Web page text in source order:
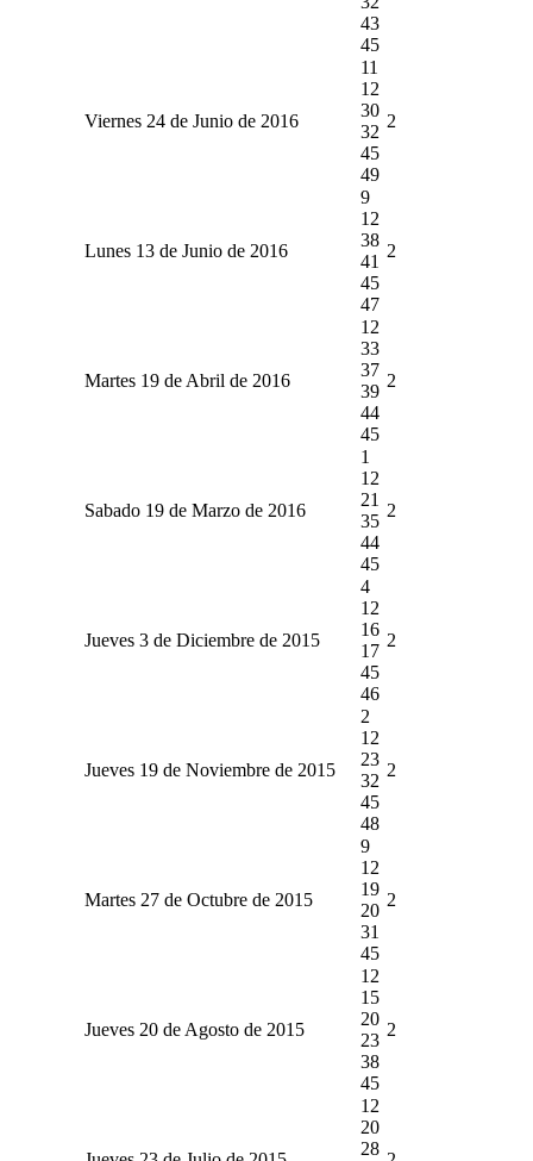
43
45
Viernes 24 de Junio de 2016
11
12
30
32
45
49
2
Lunes 13 de Junio de 2016
9
12
38
41
45
47
2
Martes 19 de Abril de 2016
12
33
37
39
44
45
2
Sabado 19 de Marzo de 2016
1
12
21
35
44
45
2
Jueves 3 de Diciembre de 2015
4
12
16
17
45
46
2
Jueves 19 de Noviembre de 2015
2
12
23
32
45
48
2
Martes 27 de Octubre de 2015
9
12
19
20
31
45
2
Jueves 20 de Agosto de 2015
12
15
20
23
38
45
2
12
20
28